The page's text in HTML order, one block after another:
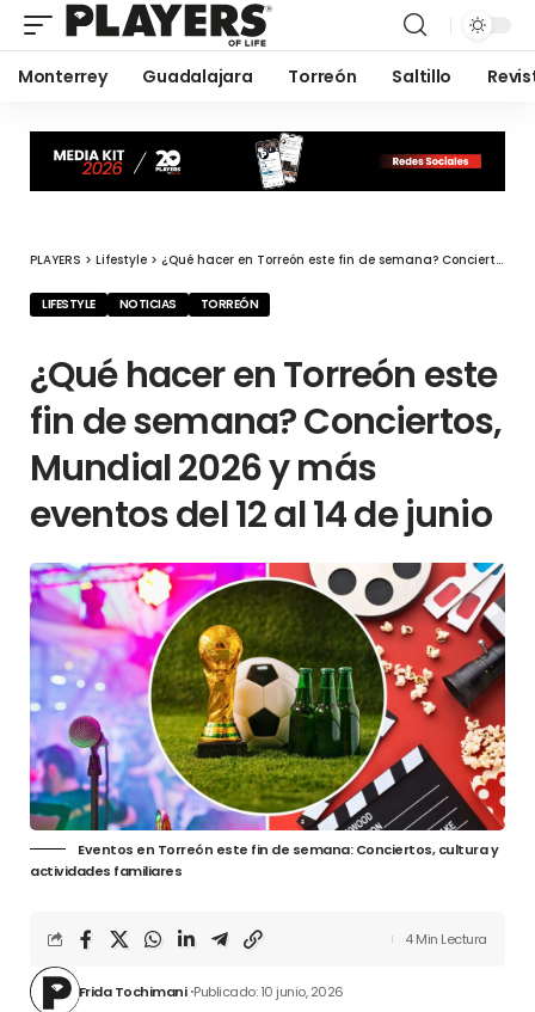
Monterrey Guadalajara Torreón Saltillo
PLAYERS > Lifestyle > ¿Qué hacer en Torreón este fin de semana? Conciertos, Mundial 2026 y más eventos del 12 al 14 de junio
LIFESTYLE NOTICIAS TORREÓN
¿Qué hacer en Torreón este
fin de semana? Conciertos,
Mundial 2026 y más
eventos del 12 al 14 de junio
Eventos en Torreón este fin de semana: Conciertos, cultura y
actividades familiares
Frida Tochimani Publicado: 10 junio, 2026
4 Min Lectura